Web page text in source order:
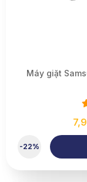
Máy giặt
-22%